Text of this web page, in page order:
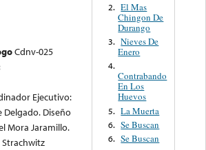
Cdnv-025
Ejecutivo:
Delgado. Diseño
Mora Jaramillo.
Strachwitz
2. El Mas
Chingon De
Durango
3. Nieves De
Enero
4.
Contrabando
En Los
Huevos
5. La Muerta
6. Se Buscan
6. Se Buscan